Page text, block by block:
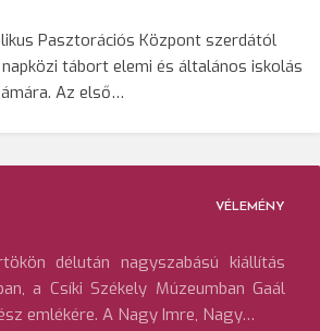
Pasztorációs Központ szerdától
tábort elemi és általános iskolás
Az első…
VÉLEMÉNY
délután nagyszabású kiállítás
a Csíki Székely Múzeumban Gaál
emlékére. A Nagy Imre, Nagy…